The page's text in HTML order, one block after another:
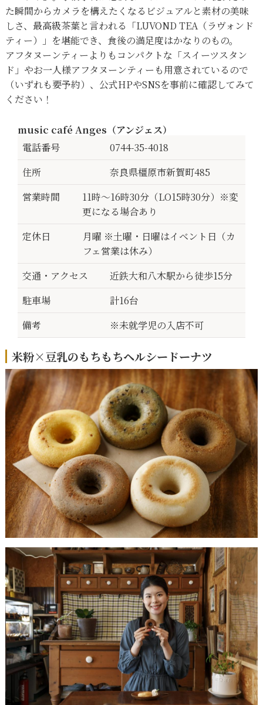
た瞬間からカメラを構えたくなるビジュアルと素材の美味
しさ、最高級茶葉と言われる「LUVOND TEA（ラヴォンド
ティー）」を堪能でき、食後の満足度はかなりのもの。
アフタヌーンティーよりもコンパクトな「スイーツスタン
ド」やお一人様アフタヌーンティーも用意されているので
（いずれも要予約）、公式HPやSNSを事前に確認してみて
ください！
music café Anges（アンジェス）
電話番号
0744-35-4018
住所
奈良県橿原市新賀町485
営業時間
11時～16時30分（LO15時30分）※変
更になる場合あり
定休日
月曜 ※土曜・日曜はイベント日（カ
フェ営業は休み）
交通・アクセス
近鉄大和八木駅から徒歩15分
駐車場
計16台
備考
※未就学児の入店不可
米粉×豆乳のもちもちヘルシードーナツ